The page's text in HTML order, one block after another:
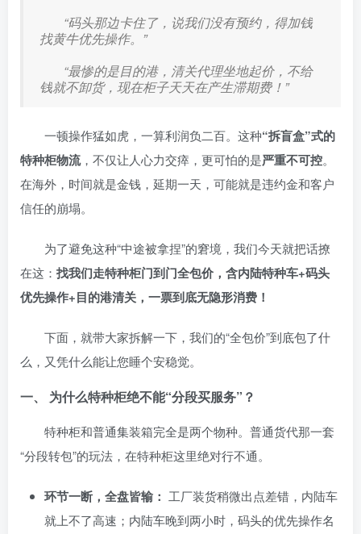
“码头那边卡住了，说我们没有预约，得加钱
找黄牛优先操作。”
“最惨的是目的港，清关代理坐地起价，不给
钱就不卸货，现在柜子天天在产生滞期费！”
一顿操作猛如虎，一算利润负二百。这种“拆盲盒”式的
特种柜物流，不仅让人心力交瘁，更可怕的是严重不可控。
在海外，时间就是金钱，延期一天，可能就是违约金和客户
信任的崩塌。
为了避免这种“中途被拿捏”的窘境，我们今天就把话撩
在这： 找我们走特种柜门到门全包价，含内陆特种车+码头
优先操作+目的港清关，一票到底无隐形消费！
下面，就带大家拆解一下，我们的“全包价”到底包了什
么，又凭什么能让您睡个安稳觉。
一、 为什么特种柜绝不能“分段买服务”？
特种柜和普通集装箱完全是两个物种。普通货代那一套
“分段转包”的玩法，在特种柜这里绝对行不通。
环节一断，全盘皆输： 工厂装货稍微出点差错，内陆车
就上不了高速；内陆车晚到两小时，码头的优先操作名